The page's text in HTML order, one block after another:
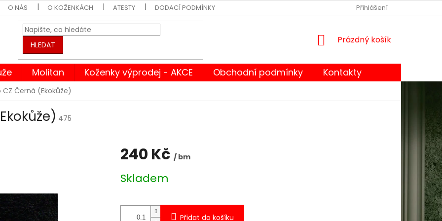
O NÁS O KOŽENKÁCH ATESTY DODACÍ PODMÍNKY PODMÍNKY OCHRANY OSOBNÍCH
Přihlášení
HLEDAT
NÁKUPNÍ
Prázdný košík
Molitan Koženky výprodej - AKCE Obchodní podmínky Kontakty
Černá (Ekokůže)
475
240 Kč / bm
cena:
Skladem
Přidat do košíku